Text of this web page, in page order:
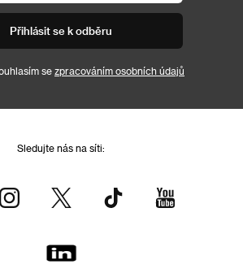
Přihlásit se k odběru
se zpracováním osobních údajů
Sledujte nás na síti: